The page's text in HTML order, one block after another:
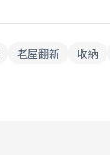
老屋翻新 收納